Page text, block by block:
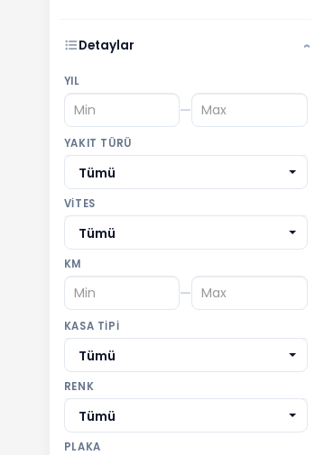
Detaylar ›
YIL
—
YAKIT TÜRÜ
Tümü
VITES
Tümü
KM
—
KASA TIPI
Tümü
RENK
Tümü
PLAKA